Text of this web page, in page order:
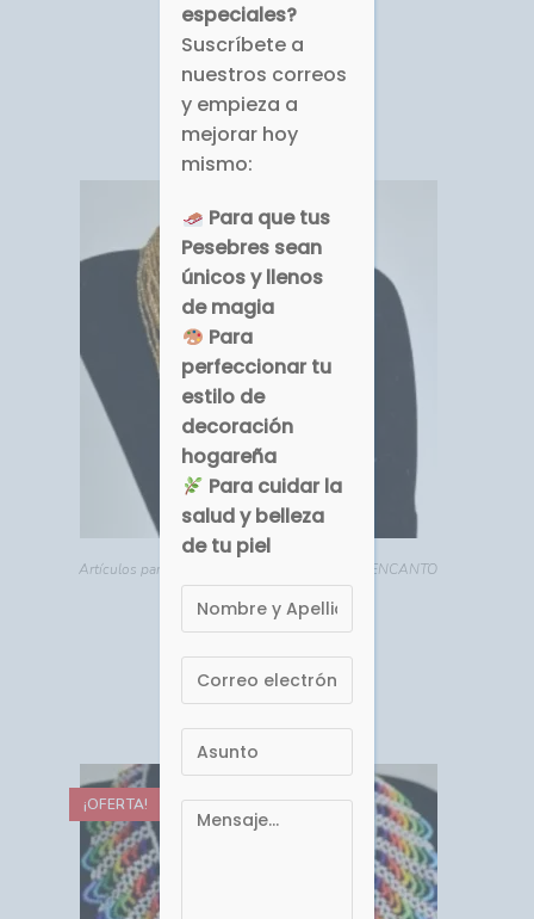
AC-352 Collar Joma
EUR €18.39
Comprar
Artículos para ELLA DETALLES DE ENCANTO
AC-354 Collar Maca
EUR €15.72
Comprar
¡OFERTA!
especiales?
Suscríbete a
nuestros correos
y empieza a
mejorar hoy
mismo:
Para que tus
Pesebres sean
únicos y llenos
de magia
Para
perfeccionar tu
estilo de
decoración
hogareña
Para cuidar la
salud y belleza
de tu piel